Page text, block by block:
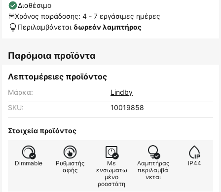
Διαθέσιμο
Χρόνος παράδοσης: 4 - 7 εργάσιμες ημέρες
Περιλαμβάνεται δωρεάν λαμπτήρας
Παρόμοια προϊόντα
Λεπτομέρειες προϊόντος
Μάρκα:
Lindby
SKU:
10019858
Στοιχεία προϊόντος
Dimmable
Ρυθμιστής
αφής
Με
ενσωματω
μένο
ροοστάτη
Λαμπτήρας
περιλαμβά
νεται
IP44